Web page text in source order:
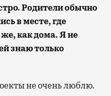
Родители обычно
в месте, где
как дома. Я не
знаю только
не очень люблю.